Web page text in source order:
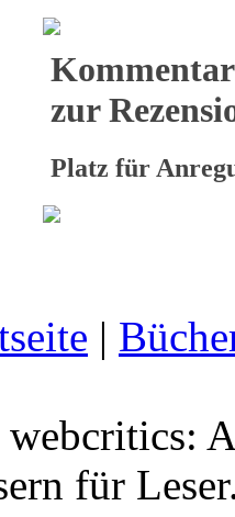
zur
Platz für
|
für